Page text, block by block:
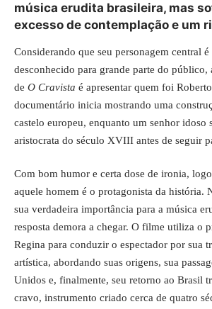
música erudita brasileira, mas
excesso de contemplação e um
Considerando que seu personagem central é
desconhecido para grande parte do público,
de O Cravista é apresentar quem foi
documentário inicia mostrando uma
castelo europeu, enquanto um senhor idoso
aristocrata do século XVIII antes de seguir
Com bom humor e certa dose de ironia,
aquele homem é o protagonista da história.
sua verdadeira importância para a música
resposta demora a chegar. O filme utiliza o
Regina para conduzir o espectador por sua
artística, abordando suas origens, sua
Unidos e, finalmente, seu retorno ao Brasil
cravo, instrumento criado cerca de quatro